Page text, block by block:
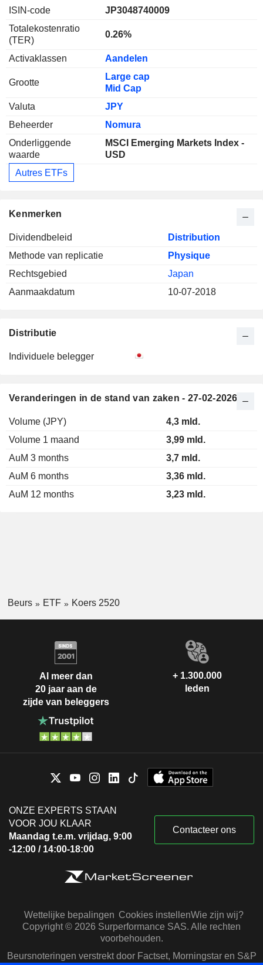
ISIN-code
JP3048740009
Totalekostenratio
(TER)
0.26%
Activaklassen Aandelen
Grootte
Large cap
Mid Cap
Valuta
JPY
Beheerder
Nomura
Onderliggende
waarde
MSCI Emerging Markets Index -
USD
Autres ETFs
Kenmerken
Dividendbeleid
Distribution
Methode van replicatie
Physique
Rechtsgebied
Japan
Aanmaakdatum
10-07-2018
Distributie
Individuele belegger
Veranderingen in de stand van zaken - 27-02-2026
Volume (JPY)
4,3 mld.
Volume 1 maand
3,99 mld.
AuM 3 months
3,7 mld.
AuM 6 months
3,36 mld.
AuM 12 months
3,23 mld.
Beurs ETF Koers 2520
Al meer dan
20 jaar aan de
zijde van beleggers
+ 1.300.000
leden
ONZE EXPERTS STAAN
VOOR JOU KLAAR
Maandag t.e.m. vrijdag, 9:00
-12:00 / 14:00-18:00
Contacteer ons
Wettelijke bepalingen Cookies instellenWie zijn wij?
Copyright © 2026 Surperformance SAS. Alle rechten
voorbehouden.
Beursnoteringen verstrekt door Factset, Morningstar en S&P